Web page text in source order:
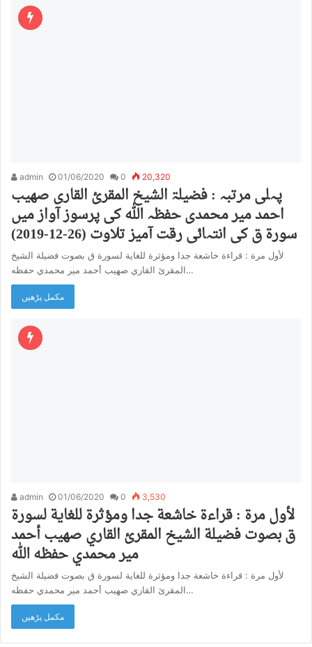
admin 01/06/2020 0 20,320
پہلی مرتبہ : فضیلۃ الشیخ المقریٔ القاری صھیب
احمد میر محمدی حفظہ اللہ کی پرسوز آواز میں
سورۃ ق کی انتہائی رقت آمیز تلاوت (26-12-2019)
لأول مرة : قراءة خاشعة جدا ومؤثرة للغاية لسورة ق بصوت فضيلة الشيخ
المقرئ القاري صهيب أحمد مير محمدي حفظه…
مکمل پڑھیں
admin 01/06/2020 0 3,530
لأول مرة : قراءة خاشعة جدا ومؤثرة للغاية لسورة
ق بصوت فضيلة الشيخ المقرئ القاري صهيب أحمد
مير محمدي حفظه الله
لأول مرة : قراءة خاشعة جدا ومؤثرة للغاية لسورة ق بصوت فضيلة الشيخ
المقرئ القاري صهيب أحمد مير محمدي حفظه…
مکمل پڑھیں